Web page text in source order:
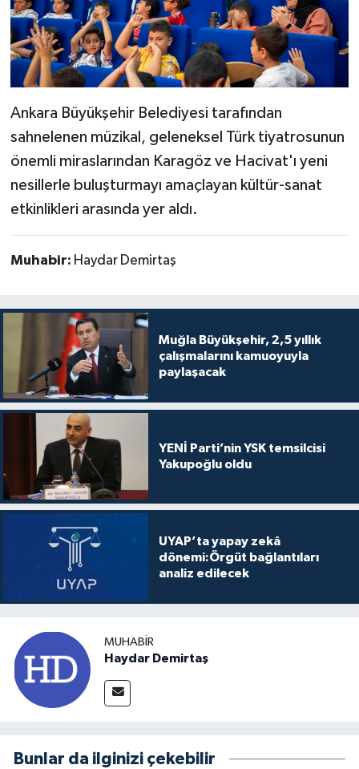
Ankara Büyükşehir Belediyesi tarafından
sahnelenen müzikal, geleneksel Türk tiyatrosunun
önemli miraslarından Karagöz ve Hacivat'ı yeni
nesillerle buluşturmayı amaçlayan kültür-sanat
etkinlikleri arasında yer aldı.
Muhabir: Haydar Demirtaş
Muğla Büyükşehir, 2,5 yıllık
çalışmalarını kamuoyuyla
paylaşacak
YENİ Parti’nin YSK temsilcisi
Yakupoğlu oldu
UYAP’ta yapay zekâ
dönemi:Örgüt bağlantıları
analiz edilecek
MUHABIR
Haydar Demirtaş
Bunlar da ilginizi çekebilir